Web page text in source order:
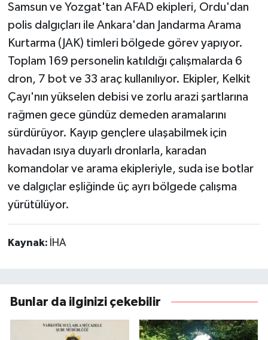
Samsun ve Yozgat'tan AFAD ekipleri, Ordu'dan
polis dalgıçları ile Ankara'dan Jandarma Arama
Kurtarma (JAK) timleri bölgede görev yapıyor.
Toplam 169 personelin katıldığı çalışmalarda 6
dron, 7 bot ve 33 araç kullanılıyor. Ekipler, Kelkit
Çayı'nın yükselen debisi ve zorlu arazi şartlarına
rağmen gece gündüz demeden aramalarını
sürdürüyor. Kayıp gençlere ulaşabilmek için
havadan ısıya duyarlı dronlarla, karadan
komandolar ve arama ekipleriyle, suda ise botlar
ve dalgıçlar eşliğinde üç ayrı bölgede çalışma
yürütülüyor.
Kaynak: İHA
Bunlar da ilginizi çekebilir